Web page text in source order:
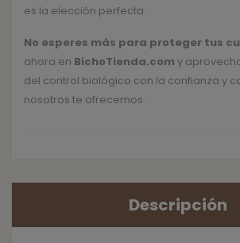
es la elección perfecta.
No esperes más para proteger tus
ahora en BichoTienda.com y
del control biológico con la confianza y
nosotros te ofrecemos.
Descripción